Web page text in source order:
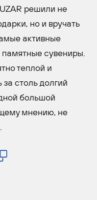
решили не
но и вручать
активные
сувениры.
теплой и
столь долгий
большой
мнению, не